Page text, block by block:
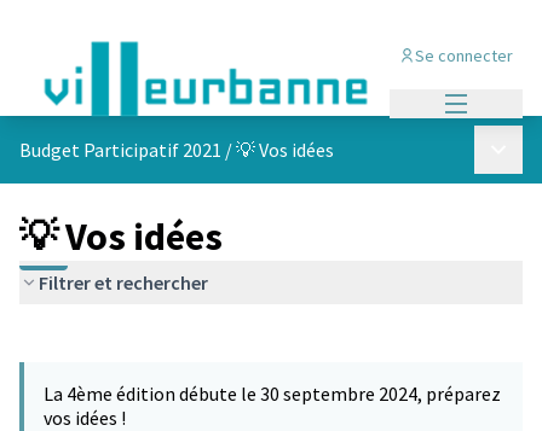
Se connecter
Budget Participatif 2021 /💡 Vos idées
💡 Vos idées
Filtrer et rechercher
La 4ème édition débute le 30 septembre 2024, préparez
vos idées !